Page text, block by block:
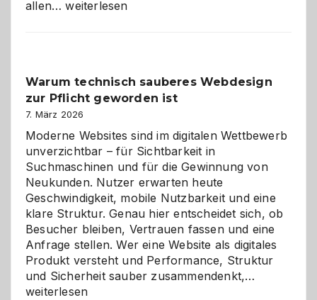
allen…Sudoku
den
Logikrätseln
weiterlesen
Warum technisch sauberes Webdesign
zur Pflicht geworden ist
7. März 2026
Moderne Websites sind im digitalen Wettbewerb
unverzichtbar – für Sichtbarkeit in
Suchmaschinen und für die Gewinnung von
Neukunden. Nutzer erwarten heute
Geschwindigkeit, mobile Nutzbarkeit und eine
klare Struktur. Genau hier entscheidet sich, ob
Besucher bleiben, Vertrauen fassen und eine
Anfrage stellen. Wer eine Website als digitales
Produkt versteht und Performance, Struktur
und Sicherheit sauber zusammendenkt,…
weiterlesen